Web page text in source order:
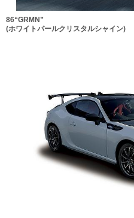
86“GRMN”
(ホワイトパールクリスタルシャイン)